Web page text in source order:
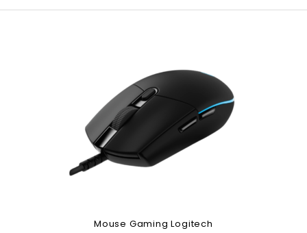
Mouse Gaming Logitech